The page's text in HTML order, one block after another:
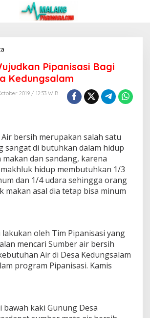
M
D
1
0
u
d
k
a
n
P
s
a
s
B
W
Pipanisasi Bagi
Kedungsalam
2019 / 12:33 WIB
bersih merupakan salah satu
sangat di butuhkan dalam hidup
dan sandang, karena
hidup membutuhkan 1/3
dan 1/4 udara sehingga orang
makan asal dia tetap bisa minum
oleh Tim Pipanisasi yang
mencari Sumber air bersih
Air di Desa Kedungsalam
program Pipanisasi. Kamis
bawah kaki Gunung Desa